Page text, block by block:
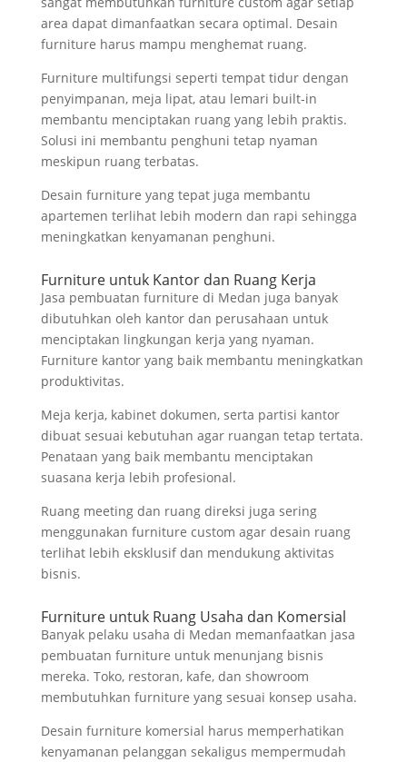
area dapat dimanfaatkan secara optimal. Desain
furniture harus mampu menghemat ruang.
Furniture multifungsi seperti tempat tidur dengan
penyimpanan, meja lipat, atau lemari built-in
membantu menciptakan ruang yang lebih praktis.
Solusi ini membantu penghuni tetap nyaman
meskipun ruang terbatas.
Desain furniture yang tepat juga membantu
apartemen terlihat lebih modern dan rapi sehingga
meningkatkan kenyamanan penghuni.
Furniture untuk Kantor dan Ruang Kerja
Jasa pembuatan furniture di Medan juga banyak
dibutuhkan oleh kantor dan perusahaan untuk
menciptakan lingkungan kerja yang nyaman.
Furniture kantor yang baik membantu meningkatkan
produktivitas.
Meja kerja, kabinet dokumen, serta partisi kantor
dibuat sesuai kebutuhan agar ruangan tetap tertata.
Penataan yang baik membantu menciptakan
suasana kerja lebih profesional.
Ruang meeting dan ruang direksi juga sering
menggunakan furniture custom agar desain ruang
terlihat lebih eksklusif dan mendukung aktivitas
bisnis.
Furniture untuk Ruang Usaha dan Komersial
Banyak pelaku usaha di Medan memanfaatkan jasa
pembuatan furniture untuk menunjang bisnis
mereka. Toko, restoran, kafe, dan showroom
membutuhkan furniture yang sesuai konsep usaha.
Desain furniture komersial harus memperhatikan
kenyamanan pelanggan sekaligus mempermudah